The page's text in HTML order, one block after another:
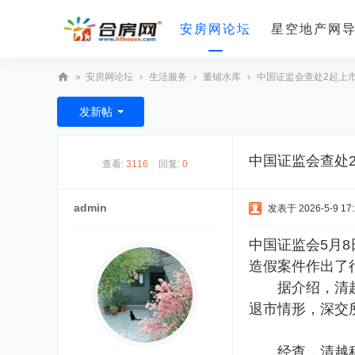
安房网论坛 星空地产网
合
房
» 安房网论坛 › 生活服务 › 董铺水库 › 中国证监会查处2起上
发新帖
查看: 3116 回复: 0 中国证监会查处
admin 发表于 2026-5-9
中国证监会5月
造假案件作出了
据介绍，清越
退市情形，深交
经查，清越科